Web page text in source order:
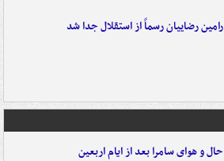
رامین رضاییان رسماً از استقلال جدا شد
حال و هوای سامرا بعد از ایام اربعین